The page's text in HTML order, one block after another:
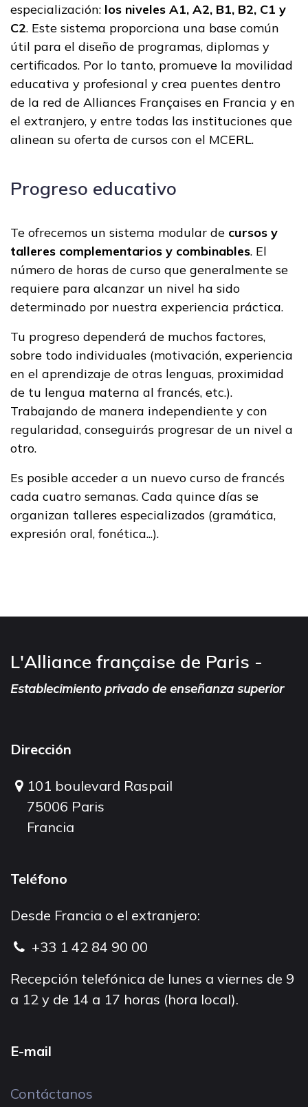
especialización: los niveles A1, A2, B1, B2, C1 y
C2. Este sistema proporciona una base común
útil para el diseño de programas, diplomas y
certificados. Por lo tanto, promueve la movilidad
educativa y profesional y crea puentes dentro
de la red de Alliances Françaises en Francia y en
el extranjero, y entre todas las instituciones que
alinean su oferta de cursos con el MCERL.
Progreso educativo
Te ofrecemos un sistema modular de cursos y
talleres complementarios y combinables. El
número de horas de curso que generalmente se
requiere para alcanzar un nivel ha sido
determinado por nuestra experiencia práctica.
Tu progreso dependerá de muchos factores,
sobre todo individuales (motivación, experiencia
en el aprendizaje de otras lenguas, proximidad
de tu lengua materna al francés, etc.).
Trabajando de manera independiente y con
regularidad, conseguirás progresar de un nivel a
otro.
Es posible acceder a un nuevo curso de francés
cada cuatro semanas. Cada quince días se
organizan talleres especializados (gramática,
expresión oral, fonética...).
L'Alliance française de Paris -
Establecimiento privado de enseñanza superior
Dirección
101 boulevard Raspail
75006 Paris
Francia
Teléfono
Desde Francia o el extranjero:
+33 1 42 84 90 00
Recepción telefónica de lunes a viernes de 9
a 12 y de 14 a 17 horas (hora local).
E-mail
Contáctanos